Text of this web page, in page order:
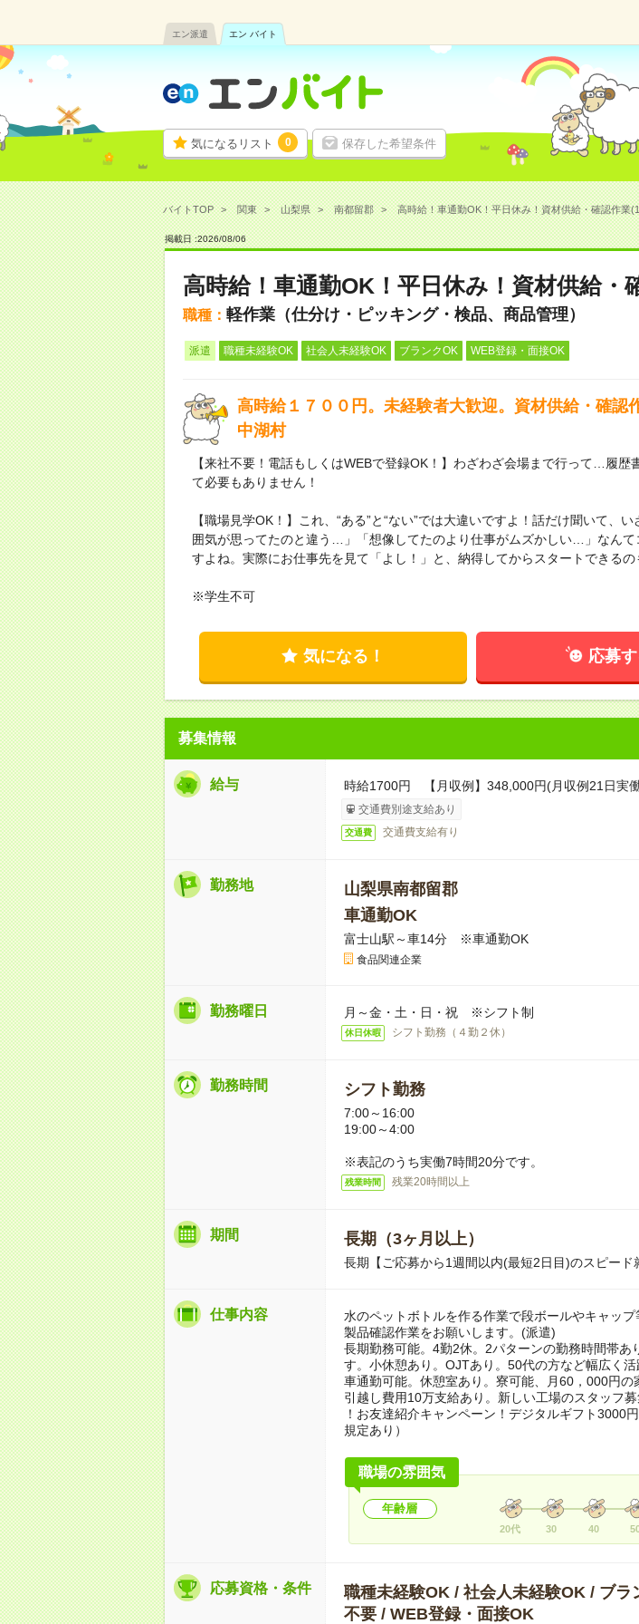
エン派遣 エン バイト
気になるリスト 0 保存した希望条件
バイトTOP 関東 山梨県 南都留郡 高時給！車通勤OK！平日休み！資材供給・確認作業
掲載日 :2026/08/06
高時給！車通勤OK！平日休み！資材供給・
職種： 軽作業（仕分け・ピッキング・検品、商品管理）
派遣 職種未経験OK 社会人未経験OK ブランクOK WEB登録・面接OK
高時給１７００円。未経験者大歓迎。資材供給・確認
中湖村
【来社不要！電話もしくはWEBで登録OK！】わざわざ会場まで行って…履
て必要もありません！
【職場見学OK！】これ、“ある”と“ない”では大違いですよ！話だけ聞いて、
囲気が思ってたのと違う…」「想像してたのより仕事がムズかしい…」なんて
すよね。実際にお仕事先を見て「よし！」と、納得してからスタートできるの
※学生不可
気になる！ 応募
募集情報
給与 時給1700円 【月収例】348,000円(月収例21日実
交通費別途支給あり
交通費 交通費支給有り
勤務地
山梨県南都留郡
車通勤OK
富士山駅～車14分 ※車通勤OK
食品関連企業
勤務曜日 月～金・土・日・祝 ※シフト制
休日休暇 シフト勤務（４勤２休）
勤務時間 シフト勤務
7:00～16:00
19:00～4:00
※表記のうち実働7時間20分です。
残業時間 残業20時間以上
期間 長期（3ヶ月以上）
長期【ご応募から1週間以内(最短2日目)のスピード
仕事内容
水のペットボトルを作る作業で段ボールやキャッ
製品確認作業をお願いします。(派遣)
長期勤務可能。4勤2休。2パターンの勤務時間帯あ
す。小休憩あり。OJTあり。50代の方など幅広く活
車通勤可能。休憩室あり。寮可能、月60，000円の
引越し費用10万支給あり。新しい工場のスタッフ募
！お友達紹介キャンペーン！デジタルギフト3000
規定あり）
職場の雰囲気
年齢層
20代 30 40
応募資格・条件
職種未経験OK / 社会人未経験OK / ブラ
不要 / WEB登録・面接OK